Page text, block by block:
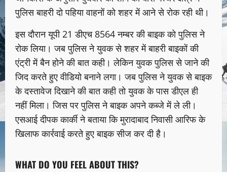
पुलिस बाहरी दो पहिया वाहनों को शहर में आने से रोक रही थी।
इस दौरान यूपी 21 डीएच 8564 नम्बर की बाइक को पुलिस ने
रोक लिया। जब पुलिस ने युवक से शहर में बाहरी बाइकों की
एंट्री में बैन होने की बात कही। लेकिन युवक पुलिस से जाने की
जिद करते हुए वीडियो बनाने लगा। जब पुलिस ने युवक से बाइक
के दस्तावेज दिखाने की बात कही तो युवक के पास डीएल ही
नहीं मिला। जिस पर पुलिस ने बाइक अपने कब्जे में ले ली।
एसआई दीपक कार्की ने बताया कि मुरादाबाद निवासी आरिफ के
खिलाफ कार्रवाई करते हुए बाइक सीज कर दी है।
WHAT DO YOU FEEL ABOUT THIS?